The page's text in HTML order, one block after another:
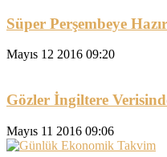
Süper Perşembeye
Mayıs 12 2016 09:20
Gözler İngiltere
Mayıs 11 2016 09:06